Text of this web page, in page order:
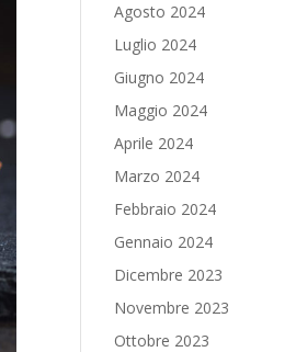
Agosto 2024
Luglio 2024
Giugno 2024
Maggio 2024
Aprile 2024
Marzo 2024
Febbraio 2024
Gennaio 2024
Dicembre 2023
Novembre 2023
Ottobre 2023